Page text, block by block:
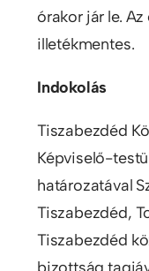
órakor jár le.
illetékmentes.
Indokolás
Tiszabezdéd
Képviselő-
határozatával
Tiszabezdéd,
Tiszabezdéd